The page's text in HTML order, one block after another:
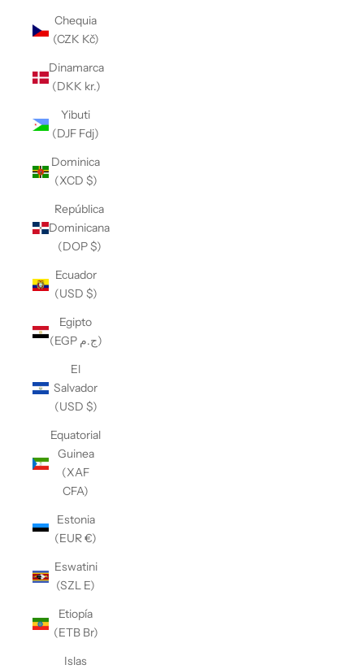
Chequia
(CZK Kč)
Dinamarca
(DKK kr.)
Yibuti
(DJF Fdj)
Dominica
(XCD $)
República
Dominicana
(DOP $)
Ecuador
(USD $)
Egipto
(EGP ج.م)
El
Salvador
(USD $)
Equatorial
Guinea
(XAF
CFA)
Estonia
(EUR €)
Eswatini
(SZL E)
Etiopía
(ETB Br)
Islas